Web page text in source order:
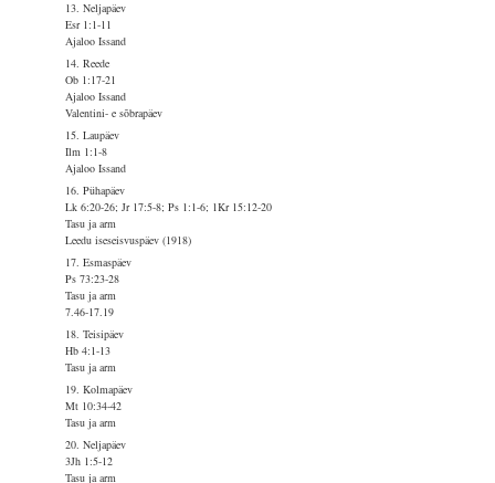
13. Neljapäev
Esr 1:1-11
Ajaloo Issand
14. Reede
Ob 1:17-21
Ajaloo Issand
Valentini- e sõbrapäev
15. Laupäev
Ilm 1:1-8
Ajaloo Issand
16. Pühapäev
Lk 6:20-26; Jr 17:5-8; Ps 1:1-6; 1Kr 15:12-20
Tasu ja arm
Leedu iseseisvuspäev (1918)
17. Esmaspäev
Ps 73:23-28
Tasu ja arm
7.46-17.19
18. Teisipäev
Hb 4:1-13
Tasu ja arm
19. Kolmapäev
Mt 10:34-42
Tasu ja arm
20. Neljapäev
3Jh 1:5-12
Tasu ja arm